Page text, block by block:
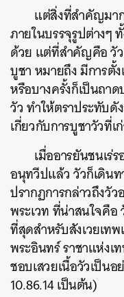
แต่สิ่งที่สำคัญมา
ภายในบรรจุรูปต่างๆ
ด้วย แต่ที่สำคัญคือ วั
บูชา หมายถึง มีการตั้
หรือบางครั้งก็เป็นถาด
วัว ทำให้ตราประทับ
เกี่ยวกับการบูชาวัวที่
เมื่ออารยันชนเร่
อนุทวีปแล้ว วัวก็เดิน
ปรากฏการกล่าวถึงวั
พระเวท ที่น่าสนใจคื
ที่สุดสำหรับสังเวยเทพ
พระอินทร์ ราชาแห่งเ
ชอบเสวยเนื้อวัวเป็นอ
10.86.14 เป็นต้น)